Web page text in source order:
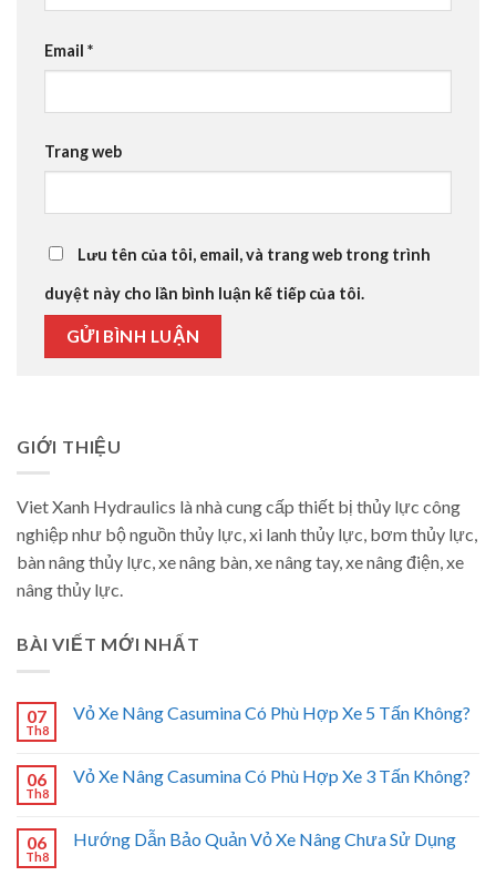
Email *
Trang web
Lưu tên của tôi, email, và trang web trong trình
duyệt này cho lần bình luận kế tiếp của tôi.
GIỚI THIỆU
Viet Xanh Hydraulics là nhà cung cấp thiết bị thủy lực công
nghiệp như bộ nguồn thủy lực, xi lanh thủy lực, bơm thủy lực,
bàn nâng thủy lực, xe nâng bàn, xe nâng tay, xe nâng điện, xe
nâng thủy lực.
BÀI VIẾT MỚI NHẤT
07
Th8
Vỏ Xe Nâng Casumina Có Phù Hợp Xe 5 Tấn Không?
06
Th8
Vỏ Xe Nâng Casumina Có Phù Hợp Xe 3 Tấn Không?
06
Th8
Hướng Dẫn Bảo Quản Vỏ Xe Nâng Chưa Sử Dụng